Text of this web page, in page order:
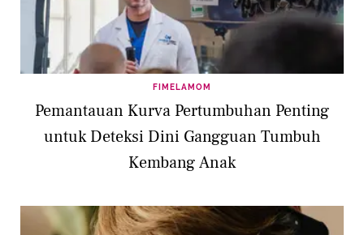
FIMELAMOM
Pemantauan Kurva Pertumbuhan Penting
untuk Deteksi Dini Gangguan Tumbuh
Kembang Anak